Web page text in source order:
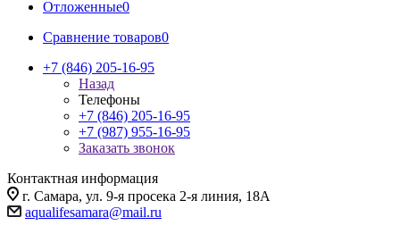
Отложенные0
Сравнение товаров0
+7 (846) 205-16-95
Назад
Телефоны
+7 (846) 205-16-95
+7 (987) 955-16-95
Заказать звонок
Контактная информация
г. Самара, ул. 9-я просека 2-я линия, 18А
aqualifesamara@mail.ru